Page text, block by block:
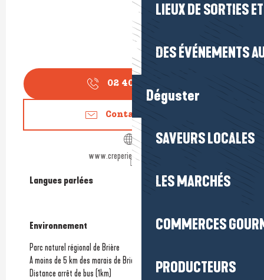
LIEUX DE SORTIES
DES ÉVÉNEMENTS
Déguster
SAVEURS LOCALES
LES MARCHÉS
COMMERCES
PRODUCTEURS
02 40 91 33
Contactez-nous
www.creperie-de-breca.com
Langues parlées
Langues parlées
Environnement
Environnement
Parc naturel régional de Brière
A moins de 5 km des marais de Brière
Distance arrêt de bus (1km)